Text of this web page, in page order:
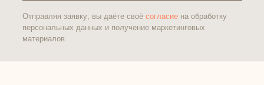
Отправляя заявку, вы даёте своё согласиена обработку
персональных данных и получение маркетинговых
материалов